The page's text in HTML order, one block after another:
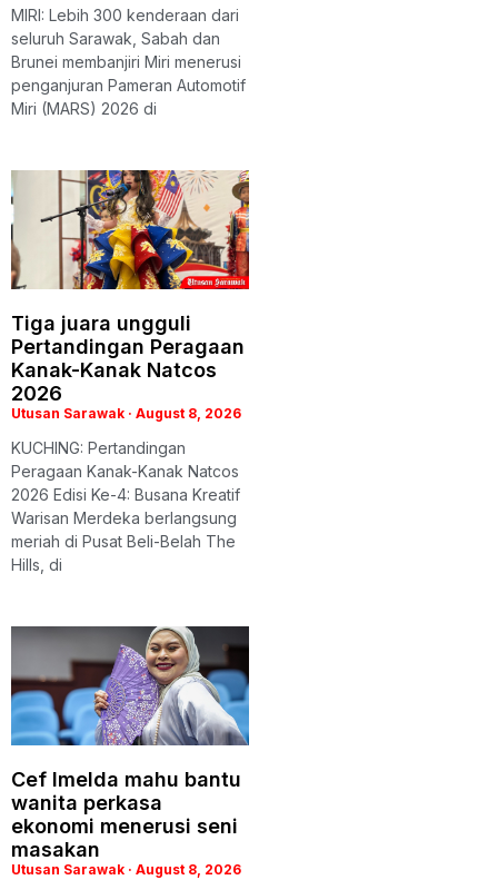
MIRI: Lebih 300 kenderaan dari
seluruh Sarawak, Sabah dan
Brunei membanjiri Miri menerusi
penganjuran Pameran Automotif
Miri (MARS) 2026 di
Tiga juara ungguli
Pertandingan Peragaan
Kanak-Kanak Natcos
2026
Utusan Sarawak August 8, 2026
KUCHING: Pertandingan
Peragaan Kanak-Kanak Natcos
2026 Edisi Ke-4: Busana Kreatif
Warisan Merdeka berlangsung
meriah di Pusat Beli-Belah The
Hills, di
Cef Imelda mahu bantu
wanita perkasa
ekonomi menerusi seni
masakan
Utusan Sarawak August 8, 2026